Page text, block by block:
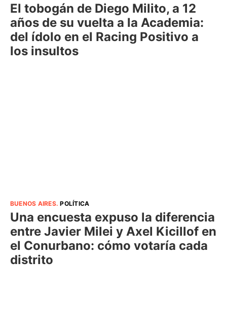
El tobogán de Diego Milito, a 12
años de su vuelta a la Academia:
del ídolo en el Racing Positivo a
los insultos
BUENOS AIRES.POLÍTICA
Una encuesta expuso la diferencia
entre Javier Milei y Axel Kicillof en
el Conurbano: cómo votaría cada
distrito